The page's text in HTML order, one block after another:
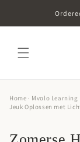
Home · Mvolo Learning
Jeuk Oplossen met